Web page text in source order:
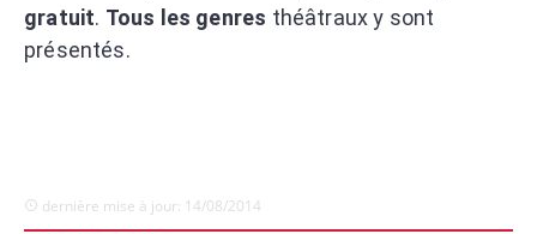
gratuit. Tous les genres théâtraux y sont
présentés.
dernière mise à jour: 14/08/2014